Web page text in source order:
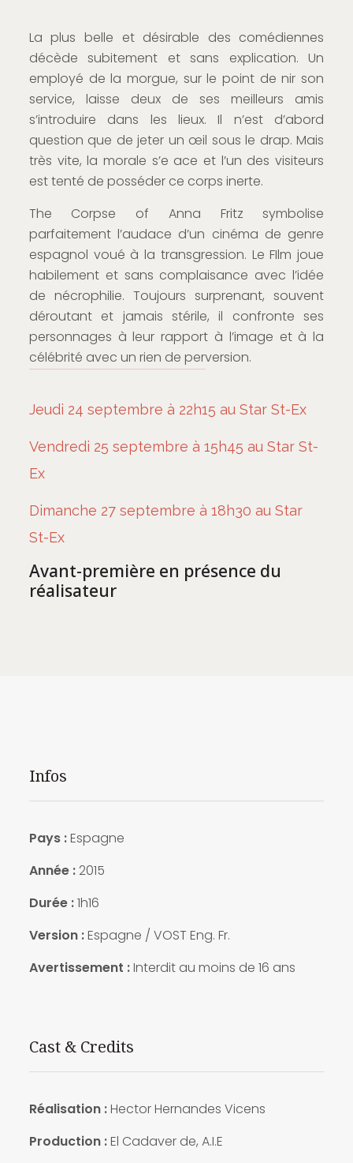
La plus belle et désirable des comédiennes
décède subitement et sans explication. Un
employé de la morgue, sur le point de nir son
service, laisse deux de ses meilleurs amis
s’introduire dans les lieux. Il n’est d’abord
question que de jeter un œil sous le drap. Mais
très vite, la morale s’e ace et l’un des visiteurs
est tenté de posséder ce corps inerte.
The Corpse of Anna Fritz symbolise
parfaitement l’audace d’un cinéma de genre
espagnol voué à la transgression. Le FIlm joue
habilement et sans complaisance avec l’idée
de nécrophilie. Toujours surprenant, souvent
déroutant et jamais stérile, il confronte ses
personnages à leur rapport à l’image et à la
célébrité avec un rien de perversion.
Jeudi 24 septembre à 22h15 au Star St-Ex
Vendredi 25 septembre à 15h45 au Star St-
Ex
Dimanche 27 septembre à 18h30 au Star
St-Ex
Avant-première en présence du
réalisateur
Infos
Pays :Espagne
Année :2015
Durée :1h16
Version :Espagne / VOST Eng. Fr.
Avertissement :Interdit au moins de 16 ans
Cast & Credits
Réalisation :Hector Hernandes Vicens
Production :El Cadaver de, A.I.E